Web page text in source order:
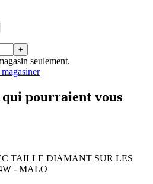
+
seulement.
pourraient vous